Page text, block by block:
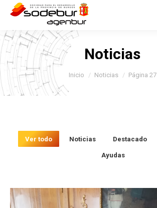
Noticias
Estás aquí: Inicio Noticias Página 27
Ver todo Noticias Destacado
Ayudas